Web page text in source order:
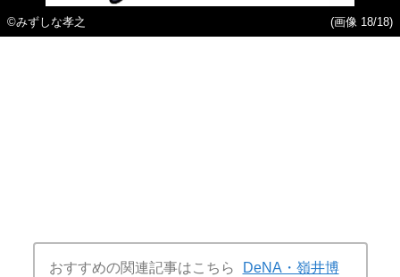
©みずしな孝之 (画像 18/18)
おすすめの関連記事はこちら
DeNA・嶺井博